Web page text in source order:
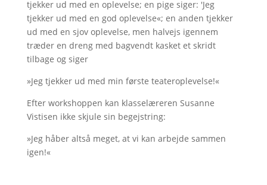
tjekker ud med en oplevelse; en pige siger: 'Jeg
tjekker ud med en god oplevelse«; en anden tjekker
ud med en sjov oplevelse, men halvejs igennem
træder en dreng med bagvendt kasket et skridt
tilbage og siger
»Jeg tjekker ud med min første teateroplevelse!«
Efter workshoppen kan klasselæreren Susanne
Vistisen ikke skjule sin begejstring:
»Jeg håber altså meget, at vi kan arbejde sammen
igen!«